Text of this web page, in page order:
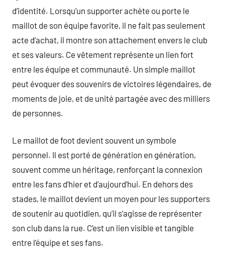
d’identité. Lorsqu’un supporter achète ou porte le
maillot de son équipe favorite, il ne fait pas seulement
acte d’achat, il montre son attachement envers le club
et ses valeurs. Ce vêtement représente un lien fort
entre les équipe et communauté. Un simple maillot
peut évoquer des souvenirs de victoires légendaires, de
moments de joie, et de unité partagée avec des milliers
de personnes.
Le maillot de foot devient souvent un symbole
personnel. Il est porté de génération en génération,
souvent comme un héritage, renforçant la connexion
entre les fans d’hier et d’aujourd’hui. En dehors des
stades, le maillot devient un moyen pour les supporters
de soutenir au quotidien, qu’il s’agisse de représenter
son club dans la rue. C’est un lien visible et tangible
entre l’équipe et ses fans.